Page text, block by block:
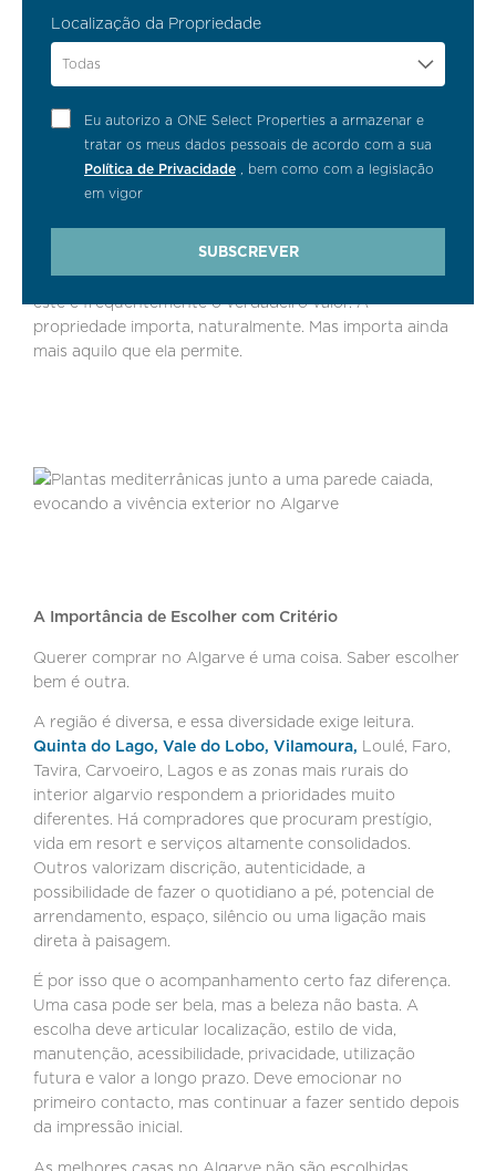
facilidade com que se passa da casa para a praia, para o
golfe, para um jantar ou para uma caminhada na
É um luxo menos ostensivo e mais vivido. Tomar o
pequeno-almoço no exterior em janeiro. Abrir a casa ao
fim da tarde. Caminhar junto à Ria Formosa. Nadar
antes de começar o dia. Receber amigos sem
Para quem vem de contextos urbanos mais intensos,
este é frequentemente o verdadeiro valor. A
propriedade importa, naturalmente. Mas importa ainda
mais aquilo que ela permite.
A Importância de Escolher com Critério
Querer comprar no Algarve é uma coisa. Saber escolher
bem é outra.
A região é diversa, e essa diversidade exige leitura.
Quinta do Lago, Vale do Lobo, Vilamoura, Loulé, Faro,
Tavira, Carvoeiro, Lagos e as zonas mais rurais do
interior algarvio respondem a prioridades muito
diferentes. Há compradores que procuram prestígio,
vida em resort e serviços altamente consolidados.
Outros valorizam discrição, autenticidade, a
possibilidade de fazer o quotidiano a pé, potencial de
arrendamento, espaço, silêncio ou uma ligação mais
direta à paisagem.
É por isso que o acompanhamento certo faz diferença.
Uma casa pode ser bela, mas a beleza não basta. A
escolha deve articular localização, estilo de vida,
manutenção, acessibilidade, privacidade, utilização
futura e valor a longo prazo. Deve emocionar no
primeiro contacto, mas continuar a fazer sentido depois
da impressão inicial.
Localização da Propriedade
Todas
Eu autorizo a ONE Select Properties a armazenar e
tratar os meus dados pessoais de acordo com a sua
Política de Privacidade , bem como com a legislação
em vigor
SUBSCREVER